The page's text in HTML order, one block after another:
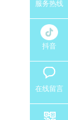
服务热线
抖音
在线留言